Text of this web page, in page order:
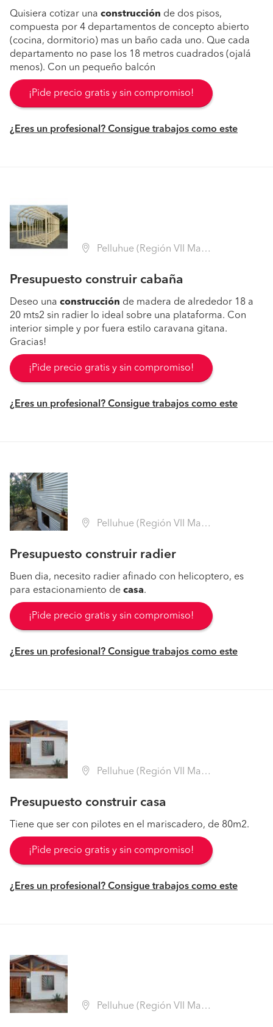
Quisiera cotizar una construcción de dos pisos,
compuesta por 4 departamentos de concepto abierto
(cocina, dormitorio) mas un baño cada uno. Que cada
departamento no pase los 18 metros cuadrados (ojalá
menos). Con un pequeño balcón
¡Pide precio gratis y sin compromiso!
¿Eres un profesional? Consigue trabajos como este
Pelluhue (Región VII Maule - Cauquenes)
Presupuesto construir cabaña
Deseo una construcción de madera de alrededor 18 a
20 mts2 sin radier lo ideal sobre una plataforma. Con
interior simple y por fuera estilo caravana gitana.
Gracias!
¡Pide precio gratis y sin compromiso!
¿Eres un profesional? Consigue trabajos como este
Pelluhue (Región VII Maule - Cauquenes)
Presupuesto construir radier
Buen dia, necesito radier afinado con helicoptero, es
para estacionamiento de casa.
¡Pide precio gratis y sin compromiso!
¿Eres un profesional? Consigue trabajos como este
Pelluhue (Región VII Maule - Cauquenes)
Presupuesto construir casa
Tiene que ser con pilotes en el mariscadero, de 80m2.
¡Pide precio gratis y sin compromiso!
¿Eres un profesional? Consigue trabajos como este
Pelluhue (Región VII Maule - Cauquenes)